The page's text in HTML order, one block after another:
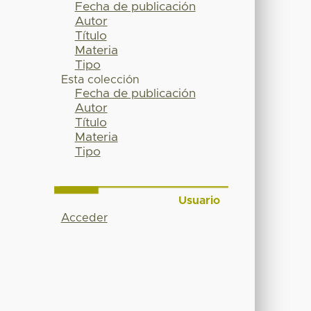
Fecha de publicación
Autor
Título
Materia
Tipo
Esta colección
Fecha de publicación
Autor
Título
Materia
Tipo
Usuario
Acceder